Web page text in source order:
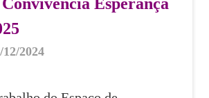
Esperança
2024